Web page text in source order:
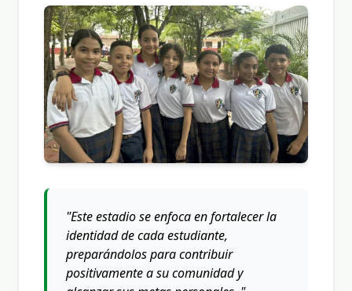
"Este estadio se enfoca en fortalecer la
identidad de cada estudiante,
preparándolos para contribuir
positivamente a su comunidad y